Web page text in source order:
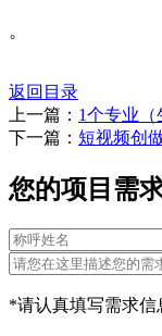
。
返回目录
上一篇： 1个专业（
下一篇： 短视频创
您的项目需
*请认真填写需求信